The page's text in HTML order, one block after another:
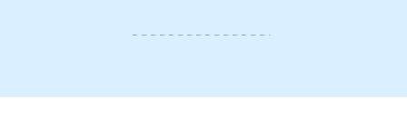
———————————————-